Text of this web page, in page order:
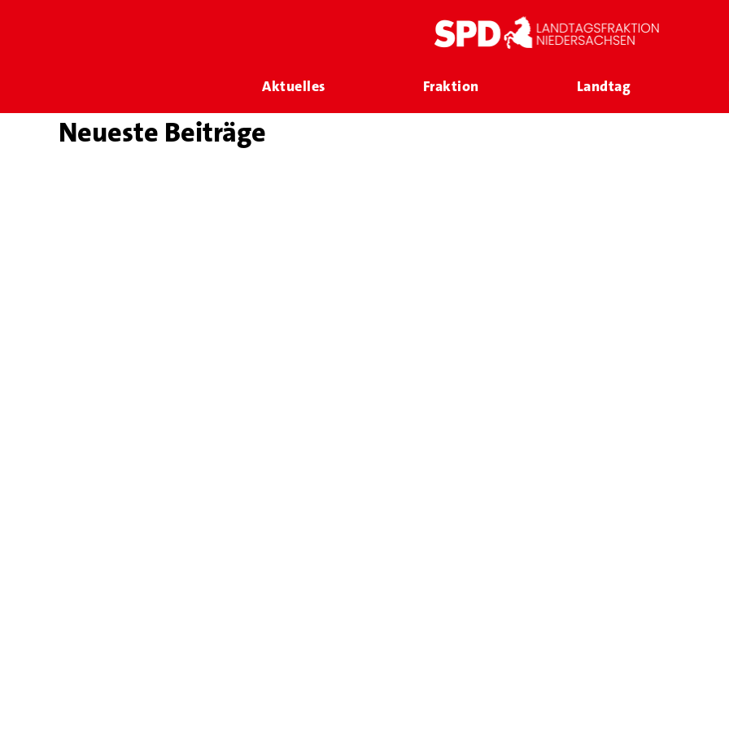
Aktuelles Fraktion Landtag
Neueste Beiträge